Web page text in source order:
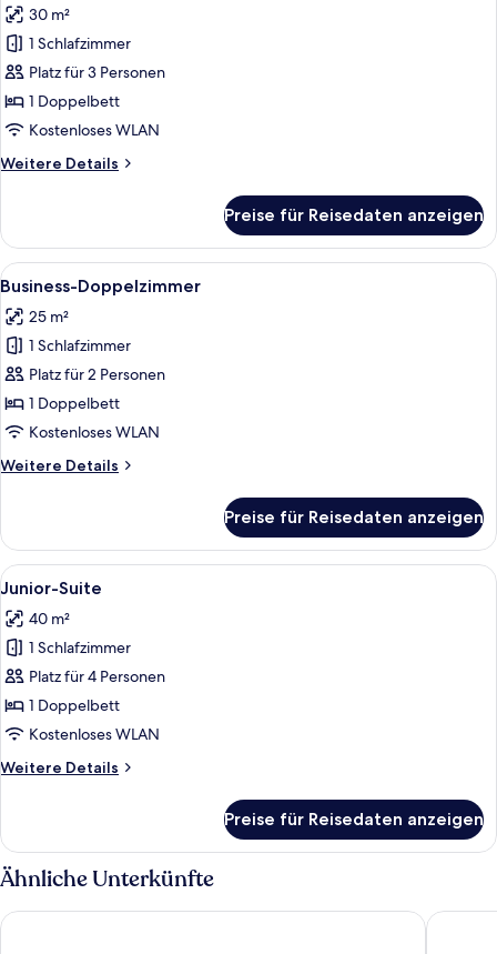
Superior-
Doppelzimmer
anzeigen
30 m²
1 Schlafzimmer
Platz für 3 Personen
1 Doppelbett
Kostenloses WLAN
Weitere Details
Weitere
Doppelzimmer
Preise für Reisedaten anzeigen
Alle
Fotos
für
Business-
Doppelzimmer
anzeigen
Ein modernes Hotelzimmer mit
5
Business-Doppelzimmer
25 m²
1 Schlafzimmer
Platz für 2 Personen
1 Doppelbett
Kostenloses WLAN
Weitere Details
Weitere
Doppelzimmer
Preise für Reisedaten anzeigen
Alle
Fotos
für
Junior-
Suite
anzeigen
Ein Hotelzimmer mit einer Couch,
10
Junior-Suite
40 m²
1 Schlafzimmer
Platz für 4 Personen
1 Doppelbett
Kostenloses WLAN
Weitere Details
Weitere
Suite
Preise für Reisedaten anzeigen
Ähnliche Unterkünfte
Prize by Radisson, Hamburg City Premier